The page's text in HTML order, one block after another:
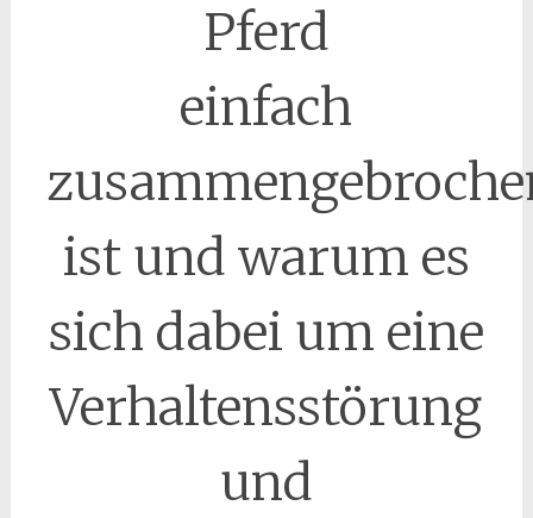
Pferd
einfach
ist und warum es
sich dabei um eine
Verhaltensstörung
und